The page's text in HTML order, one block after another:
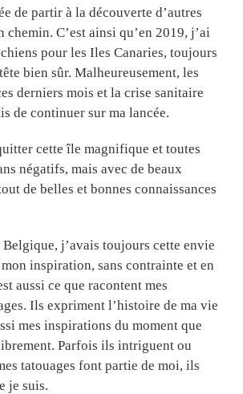
de partir à la découverte d’autres
chemin. C’est ainsi qu’en 2019, j’ai
pour les Iles Canaries, toujours
bien sûr. Malheureusement, les
derniers mois et la crise sanitaire
de continuer sur ma lancée.
cette île magnifique et toutes
négatifs, mais avec de beaux
de belles et bonnes connaissances
j’avais toujours cette envie
inspiration, sans contrainte et en
aussi ce que racontent mes
Ils expriment l’histoire de ma vie
mes inspirations du moment que
Parfois ils intriguent ou
tatouages font partie de moi, ils
je suis.